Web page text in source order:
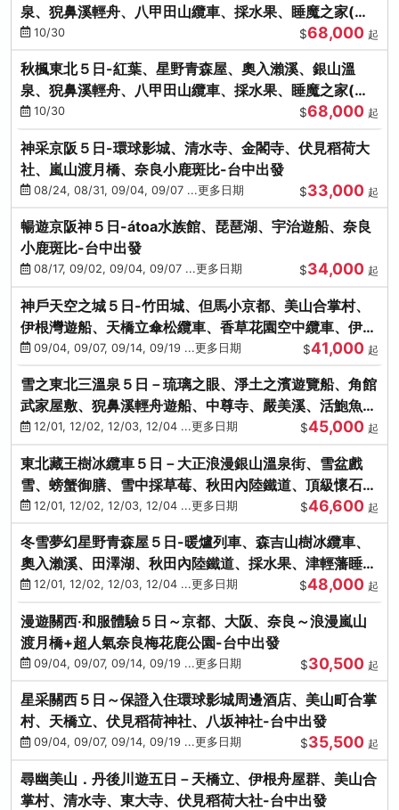
泉、猊鼻溪輕舟、八甲田山纜車、採水果、睡魔之家(不
進免稅店)
10/30 $68,000 起
秋楓東北５日-紅葉、星野青森屋、奧入瀨溪、銀山溫
泉、猊鼻溪輕舟、八甲田山纜車、採水果、睡魔之家(不
進免稅店)
10/30 $68,000 起
神采京阪５日-環球影城、清水寺、金閣寺、伏見稻荷大
社、嵐山渡月橋、奈良小鹿斑比-台中出發
08/24, 08/31, 09/04, 09/07 ...更多日期 $33,000 起
暢遊京阪神５日-átoa水族館、琵琶湖、宇治遊船、奈良
小鹿斑比-台中出發
08/17, 09/02, 09/04, 09/07 ...更多日期 $34,000 起
神戶天空之城５日-竹田城、但馬小京都、美山合掌村、
伊根灣遊船、天橋立傘松纜車、香草花園空中纜車、伊勢
龍蝦-台中出發
09/04, 09/07, 09/14, 09/19 ...更多日期 $41,000 起
雪之東北三溫泉５日－琉璃之眼、淨土之濱遊覽船、角館
武家屋敷、猊鼻溪輕舟遊船、中尊寺、嚴美溪、活鮑魚
燒、烤牡蠣、握壽司體驗
12/01, 12/02, 12/03, 12/04 ...更多日期 $45,000 起
東北藏王樹冰纜車５日－大正浪漫銀山溫泉街、雪盆戲
雪、螃蟹御膳、雪中採草莓、秋田內陸鐵道、頂級懷石料
理、松島遊船
12/01, 12/02, 12/03, 12/04 ...更多日期 $46,600 起
冬雪夢幻星野青森屋５日-暖爐列車、森吉山樹冰纜車、
奧入瀨溪、田澤湖、秋田內陸鐵道、採水果、津輕藩睡魔
村(不進免稅店)
12/01, 12/02, 12/03, 12/04 ...更多日期 $48,000 起
漫遊關西‧和服體驗５日～京都、大阪、奈良～浪漫嵐山
渡月橋+超人氣奈良梅花鹿公園-台中出發
09/04, 09/07, 09/14, 09/19 ...更多日期 $30,500 起
星采關西５日～保證入住環球影城周邊酒店、美山町合掌
村、天橋立、伏見稻荷神社、八坂神社-台中出發
09/04, 09/07, 09/14, 09/19 ...更多日期 $35,500 起
尋幽美山．丹後川遊五日－天橋立、伊根舟屋群、美山合
掌村、清水寺、東大寺、伏見稻荷大社-台中出發